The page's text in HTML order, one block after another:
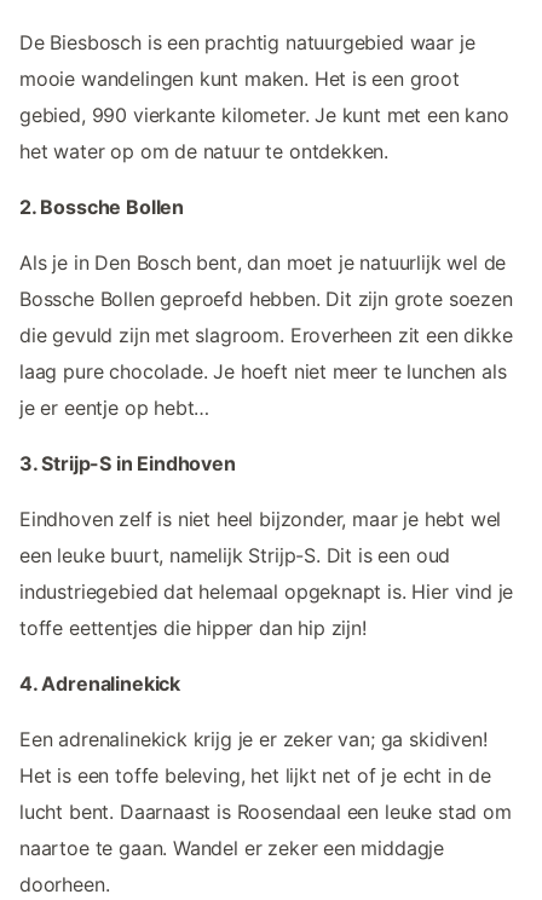
De Biesbosch is een prachtig natuurgebied waar je
mooie wandelingen kunt maken. Het is een groot
gebied, 990 vierkante kilometer. Je kunt met een kano
het water op om de natuur te ontdekken.
2. Bossche Bollen
Als je in Den Bosch bent, dan moet je natuurlijk wel de
Bossche Bollen geproefd hebben. Dit zijn grote soezen
die gevuld zijn met slagroom. Eroverheen zit een dikke
laag pure chocolade. Je hoeft niet meer te lunchen als
je er eentje op hebt…
3. Strijp-S in Eindhoven
Eindhoven zelf is niet heel bijzonder, maar je hebt wel
een leuke buurt, namelijk Strijp-S. Dit is een oud
industriegebied dat helemaal opgeknapt is. Hier vind je
toffe eettentjes die hipper dan hip zijn!
4. Adrenalinekick
Een adrenalinekick krijg je er zeker van; ga skidiven!
Het is een toffe beleving, het lijkt net of je echt in de
lucht bent. Daarnaast is Roosendaal een leuke stad om
naartoe te gaan. Wandel er zeker een middagje
doorheen.